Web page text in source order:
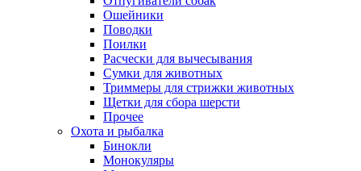
Ошейники
Поводки
Поилки
Расчески для вычесывания
Сумки для животных
Триммеры для стрижки животных
Щетки для сбора шерсти
Прочее
Охота и рыбалка
Бинокли
Монокуляры